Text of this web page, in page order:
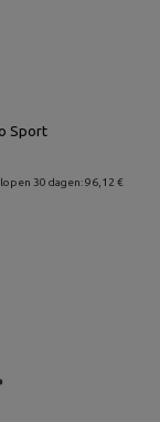
Sport
30 dagen: 96,12 €